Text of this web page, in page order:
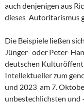
auch denjenigen aus
dieses Autoritarismus
Die Beispiele ließen
Jünger- oder Peter-
deutschen
Intellektueller zum
und 2023 am 7.
unbestechlichsten und